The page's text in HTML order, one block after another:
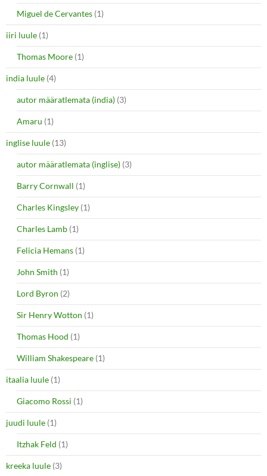
Miguel de Cervantes (1)
iiri luule (1)
Thomas Moore (1)
india luule (4)
autor määratlemata (india) (3)
Amaru (1)
inglise luule (13)
autor määratlemata (inglise) (3)
Barry Cornwall (1)
Charles Kingsley (1)
Charles Lamb (1)
Felicia Hemans (1)
John Smith (1)
Lord Byron (2)
Sir Henry Wotton (1)
Thomas Hood (1)
William Shakespeare (1)
itaalia luule (1)
Giacomo Rossi (1)
juudi luule (1)
Itzhak Feld (1)
kreeka luule (3)